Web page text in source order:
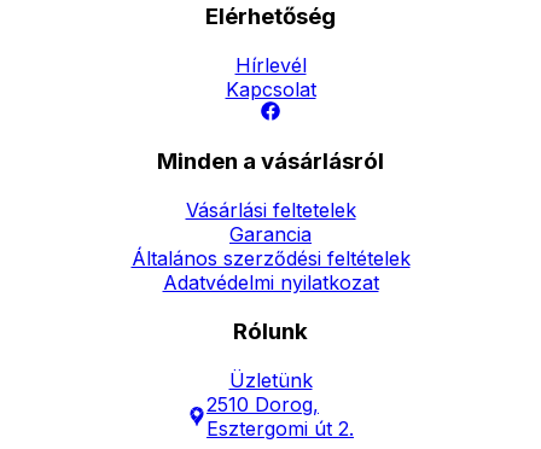
Elérhetőség
Hírlevél
Kapcsolat
Minden a vásárlásról
Vásárlási feltetelek
Garancia
Általános szerződési feltételek
Adatvédelmi nyilatkozat
Rólunk
Üzletünk
2510 Dorog,
Esztergomi út 2.